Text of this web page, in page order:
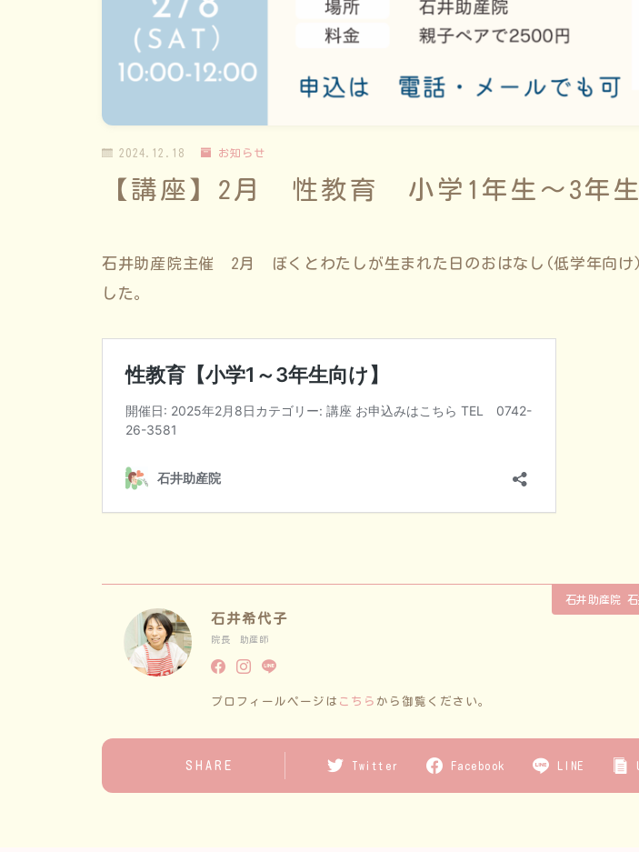
2024.12.18 お知らせ
【講座】2月 性教育 小学1年生～3年
石井助産院主催 2月 ぼくとわたしが生まれた日のおはなし(低学年向
した。
石井助産院
石井希代子
院長 助産師
プロフィールページは こちら から御覧ください。
SHARE Twitter Facebook LINE